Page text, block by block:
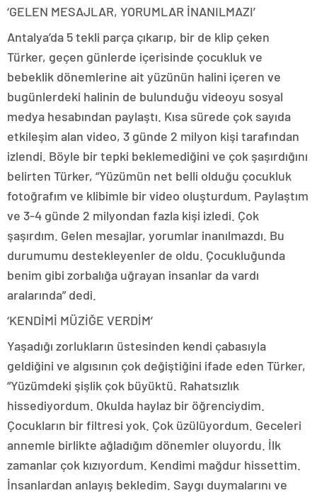
‘GELEN MESAJLAR, YORUMLAR İNANILMAZI’
Antalya’da 5 tekli parça çıkarıp, bir de klip çeken
Türker, geçen günlerde içerisinde çocukluk ve
bebeklik dönemlerine ait yüzünün halini içeren ve
bugünlerdeki halinin de bulunduğu videoyu sosyal
medya hesabından paylaştı. Kısa sürede çok sayıda
etkileşim alan video, 3 günde 2 milyon kişi tarafından
izlendi. Böyle bir tepki beklemediğini ve çok şaşırdığını
belirten Türker, “Yüzümün net belli olduğu çocukluk
fotoğrafım ve klibimle bir video oluşturdum. Paylaştım
ve 3-4 günde 2 milyondan fazla kişi izledi. Çok
şaşırdım. Gelen mesajlar, yorumlar inanılmazdı. Bu
durumumu destekleyenler de oldu. Çocukluğunda
benim gibi zorbalığa uğrayan insanlar da vardı
aralarında” dedi.
‘KENDİMİ MÜZİĞE VERDİM’
Yaşadığı zorlukların üstesinden kendi çabasıyla
geldiğini ve algısının çok değiştiğini ifade eden Türker,
“Yüzümdeki şişlik çok büyüktü. Rahatsızlık
hissediyordum. Okulda haylaz bir öğrenciydim.
Çocukların bir filtresi yok. Çok üzülüyordum. Geceleri
annemle birlikte ağladığım dönemler oluyordu. İlk
zamanlar çok kızıyordum. Kendimi mağdur hissettim.
İnsanlardan anlayış bekledim. Saygı duymalarını ve